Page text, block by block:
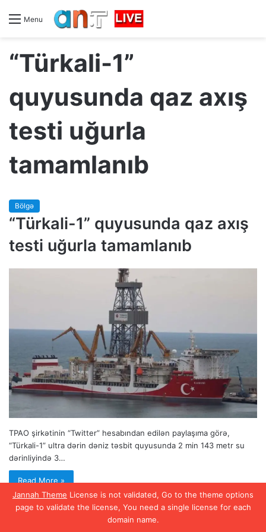
Jannah Theme License is not validated, Go to the theme options
page to validate the license, You need a single license for each
domain name.
Menu
“Türkali-1”
quyusunda qaz axış
testi uğurla
tamamlanıb
Bölgə
“Türkali-1” quyusunda qaz axış
testi uğurla tamamlanıb
TPAO şirkətinin “Twitter” hesabından edilən paylaşıma görə,
“Türkali-1” ultra dərin dəniz təsbit quyusunda 2 min 143 metr su
dərinliyində 3…
Read More »